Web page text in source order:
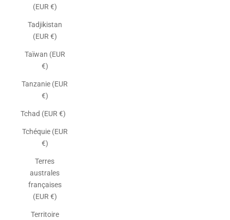
(EUR €)
Tadjikistan
(EUR €)
Taïwan (EUR
€)
Tanzanie (EUR
€)
Tchad (EUR €)
Tchéquie (EUR
€)
Terres
australes
françaises
(EUR €)
Territoire